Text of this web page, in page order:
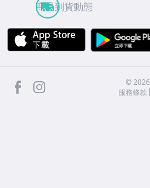
商品到貨動態
APP Store
facebook ©2026
服務條款